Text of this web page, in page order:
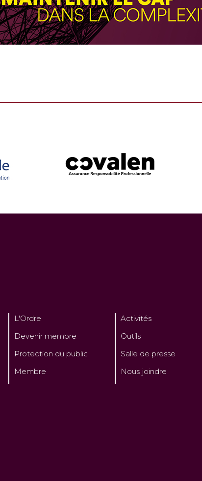
L'Ordre
Devenir membre
Protection du public
Membre
Activités
Outils
Salle de presse
Nous joindre